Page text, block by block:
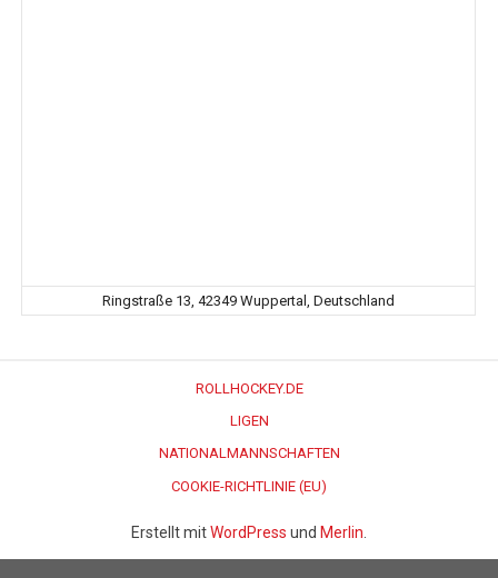
Ringstraße 13, 42349 Wuppertal, Deutschland
ROLLHOCKEY.DE
LIGEN
NATIONALMANNSCHAFTEN
COOKIE-RICHTLINIE (EU)
Erstellt mitWordPress und Merlin